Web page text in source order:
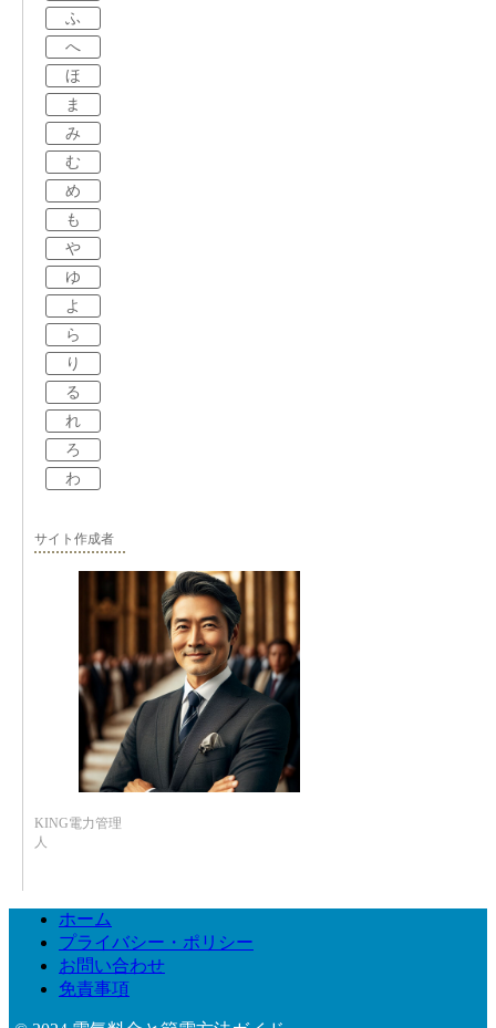
ふ
へ
ほ
ま
み
む
め
も
や
ゆ
よ
ら
り
る
れ
ろ
わ
サイト作成者
KING電力管理
人
ホーム
プライバシー・ポリシー
お問い合わせ
免責事項